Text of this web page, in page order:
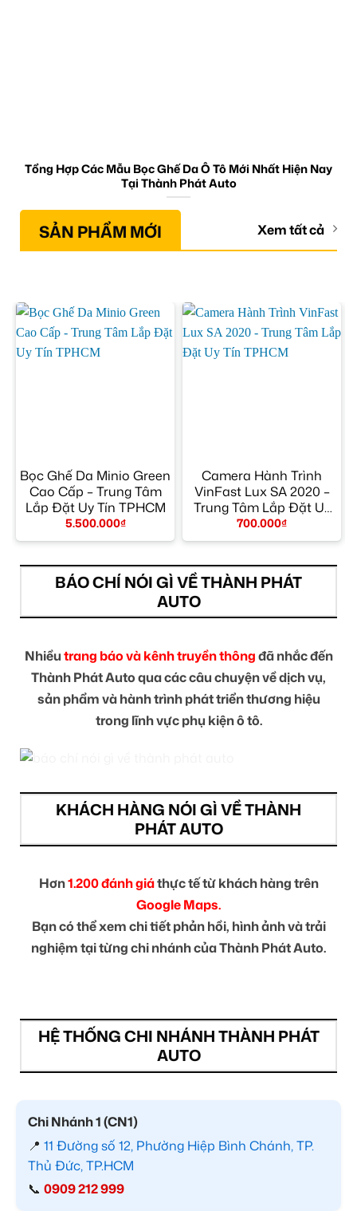
Tổng Hợp Các Mẫu Bọc Ghế Da Ô Tô Mới Nhất Hiện Nay
Tại Thành Phát Auto
SẢN PHẨM MỚI Xem tất cả
Bọc Ghế Da Minio Green
Cao Cấp – Trung Tâm
Lắp Đặt Uy Tín TPHCM
5.500.000₫
Camera Hành Trình
VinFast Lux SA 2020 –
Trung Tâm Lắp Đặt Uy
Tín TPHCM
700.000₫
BÁO CHÍ NÓI GÌ VỀ THÀNH PHÁT
AUTO
Nhiềutrang báo và kênh truyền thôngđã nhắc đến
Thành Phát Auto qua các câu chuyện về dịch vụ,
sản phẩm và hành trình phát triển thương hiệu
trong lĩnh vực phụ kiện ô tô.
KHÁCH HÀNG NÓI GÌ VỀ THÀNH
PHÁT AUTO
Hơn1.200 đánh giáthực tế từ khách hàng trên
Google Maps.
Bạn có thể xem chi tiết phản hồi, hình ảnh và trải
nghiệm tại từng chi nhánh của Thành Phát Auto.
HỆ THỐNG CHI NHÁNH THÀNH PHÁT
AUTO
Chi Nhánh 1 (CN1)
📍 11 Đường số 12, Phường Hiệp Bình Chánh, TP.
Thủ Đức, TP.HCM
📞 0909 212 999